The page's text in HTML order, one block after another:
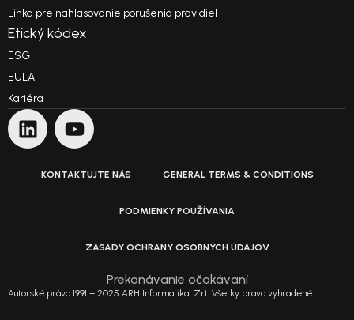
Linka pre nahlasovanie porušenia pravidiel
Etický kódex
ESG
EULA
Kariéra
KONTAKTUJTE NÁS GENERAL TERMS & CONDITIONS
PODMIENKY POUŽÍVANIA
ZÁSADY OCHRANY OSOBNÝCH ÚDAJOV
Prekonávanie očakávaní
Autorské práva 1991 – 2025 ARH Informatikai Zrt. Všetky práva vyhradené